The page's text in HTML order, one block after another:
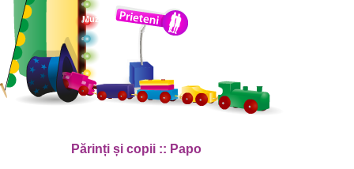
Muzică
Părinți și copii :: Papo